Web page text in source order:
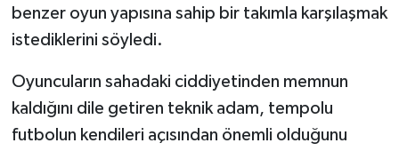
benzer oyun yapısına sahip bir takımla karşılaşmak
istediklerini söyledi.
Oyuncuların sahadaki ciddiyetinden memnun
kaldığını dile getiren teknik adam, tempolu
futbolun kendileri açısından önemli olduğunu